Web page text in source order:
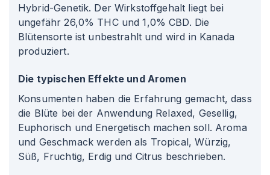
Hybrid-Genetik. Der Wirkstoffgehalt liegt bei
ungefähr 26,0% THC und 1,0% CBD. Die
Blütensorte ist unbestrahlt und wird in Kanada
produziert.
Die typischen Effekte und Aromen
Konsumenten haben die Erfahrung gemacht, dass
die Blüte bei der Anwendung Relaxed, Gesellig,
Euphorisch und Energetisch machen soll. Aroma
und Geschmack werden als Tropical, Würzig,
Süß, Fruchtig, Erdig und Citrus beschrieben.